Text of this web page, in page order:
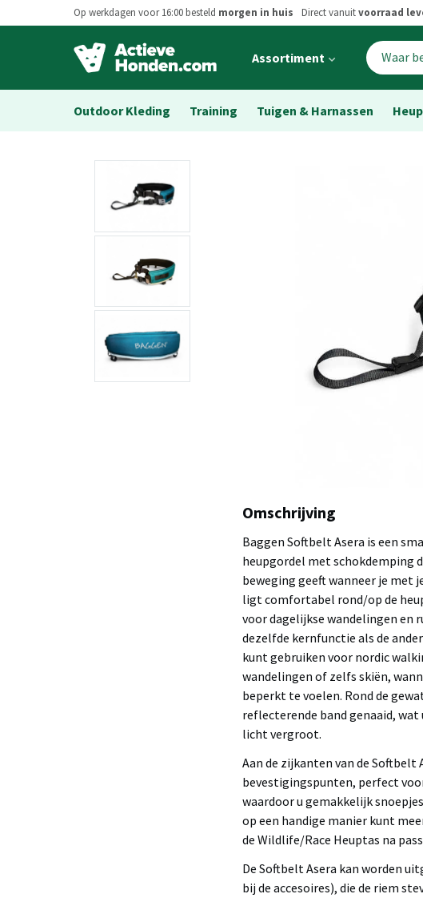
Op werkdagen voor 16:00 besteld morgen in huis Direct vanuitvoorraad
Open
menu
Assortiment
Outdoor Kleding Training Tuigen & Harnassen
Omschrijving
Baggen Softbelt Asera is een
heupgordel met schokdemping
beweging geeft wanneer je met
ligt comfortabel rond/op de
voor dagelijkse wandelingen
dezelfde kernfunctie als de
kunt gebruiken voor nordic
wandelingen of zelfs skiën,
beperkt te voelen. Rond de
reflecterende band genaaid,
licht vergroot.
Aan de zijkanten van de Softbelt
bevestigingspunten, perfect
waardoor u gemakkelijk
op een handige manier kunt
de Wildlife/Race Heuptas na
De Softbelt Asera kan worden
bij de accesoires), die de riem